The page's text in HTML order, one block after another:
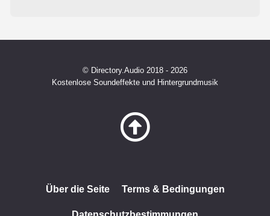
© Directory.Audio 2018 - 2026
Kostenlose Soundeffekte und Hintergrundmusik
Über die Seite Terms & Bedingungen